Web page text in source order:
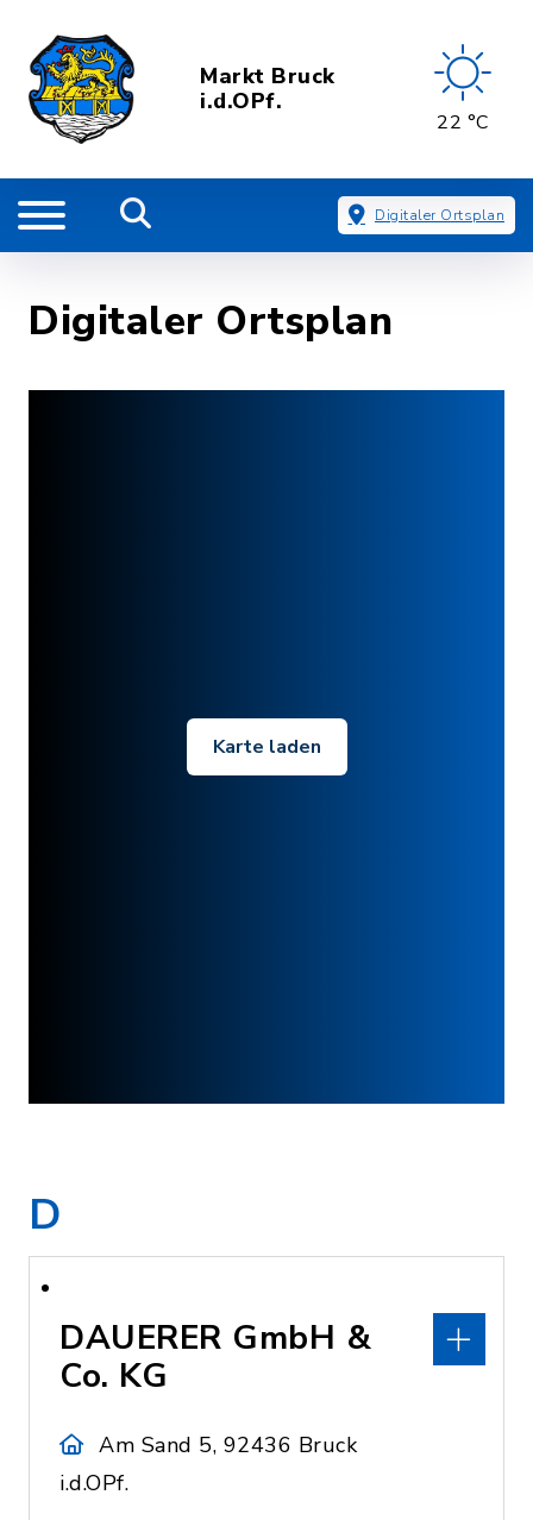
Markt Bruck
i.d.OPf.
22 °C
Digitaler Ortsplan
Digitaler Ortsplan
Karte laden
D
DAUERER GmbH &
Co. KG
Am Sand 5, 92436 Bruck
i.d.OPf.